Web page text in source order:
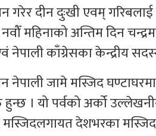
गरेर दीन दुःखी एवम्
नवौँ महिनाको अन्तिम दिन
नेपाली काँग्रेसका केन्द्रीय
नेपाली जामे मस्जिद
। यो पर्वको अर्को
देशभरका मस्जिद